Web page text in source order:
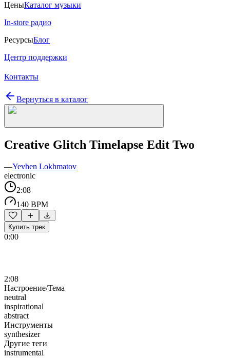
ЦеныКаталог музыки
In-store радио
РесурсыБлог
Центр поддержки
Контакты
Вернуться в каталог
Creative Glitch Timelapse Edit Two
—Yevhen Lokhmatov
electronic
2:08
140 BPM
Купить трек
0:00
2:08
Настроение/Тема
neutral
inspirational
abstract
Инструменты
synthesizer
Другие теги
instrumental